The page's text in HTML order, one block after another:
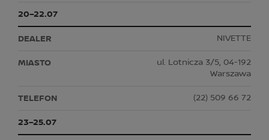
20–22.07
NIVETTE
ul. Lotnicza 3/5, 04-192
Warszawa
(22) 509 66 72
23–25.07